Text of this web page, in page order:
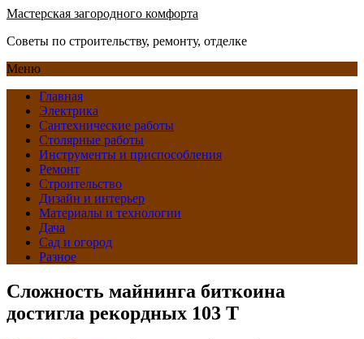
Мастерская загородного комфорта
Советы по строительству, ремонту, отделке
Меню
Главная
Электрика
Сантехнические работы
Столярные работы
Инструменты и приспособления
Ремонт
Строительство
Дизайн и интерьер
Материалы и технологии
Дача
Сад и огород
Разное
Сложность майнинга биткоина
достигла рекордных 103 Т